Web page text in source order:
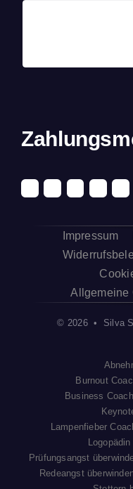
Impressum
Allgemeine
© 2026 • Silva
Burnout
Business
Lampenfieber
Logopädin
Prüfungsangst
Redeangst